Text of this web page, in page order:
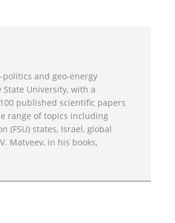
politics and geo-energy
University, with a
published scientific papers
range of topics including
states, Israel, global
Matveev, in his books,